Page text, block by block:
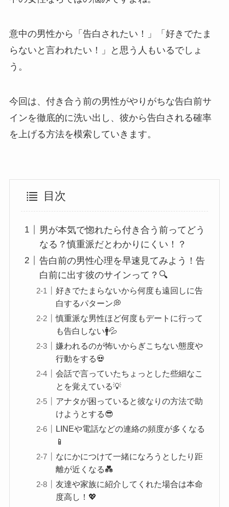
意中の男性から「告白されたい！」「好きでたま
らないと言われたい！」と思う人もいるでしょ
う。
今回は、付き合う前の男性がやりがちな告白前サ
インを徹底的に洗い出し、彼から告白される確率
を上げる方法を模索していきます。
目次
男が本気で惚れたら付き合う前ってどう
なる？慎重派だとわかりにくい！？
告白前の男性心理を早速見てみよう！告
白前に出す彼のサインって？🔍
好きでたまらないから何度も遠回しに告
白するパターン💭
慎重派な男性ほど何度もデートに行って
も告白しない🚹💦
嫌われるのが怖いからぎこちない態度や
行動をする💀
会話で言っていたちょっとした些細なこ
とを覚えている💡
アナタが困っていると彼なりの方法で助
けようとする😎
LINEや電話などの連絡の頻度が多くなる
📱
なにかにつけて一緒になろうとしたり距
離が近くなる💑
友達や家族に紹介してくれた場合は本命
度高し！💖